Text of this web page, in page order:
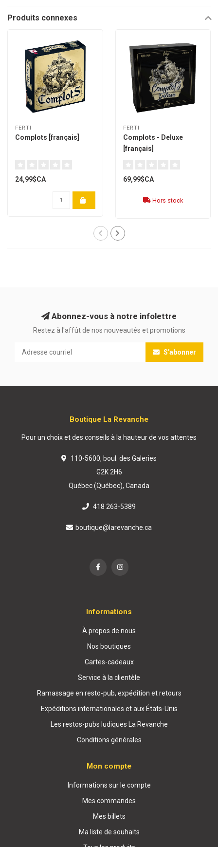
Produits connexes
FERTI
Complots [français]
24,99$CA
FERTI
Complots - Deluxe
[français]
69,99$CA
Hors stock
Abonnez-vous à notre infolettre
Restez à l'affût de nos nouveautés et promotions
S'abonner
Boutique La Revanche
Pour un choix et des conseils à la hauteur de vos attentes
110-5600, boul. des Galeries
G2K 2H6
Québec (Québec), Canada
418 263-5389
boutique@larevanche.ca
Informations
À propos de nous
Nos boutiques
Cartes-cadeaux
Service à la clientèle
Ramassage en resto-pub, expédition et retours
Expéditions internationales et aux États-Unis
Les restos-pubs ludiques La Revanche
Conditions générales
Mon compte
Informations sur le compte
Mes commandes
Mes billets
Ma liste de souhaits